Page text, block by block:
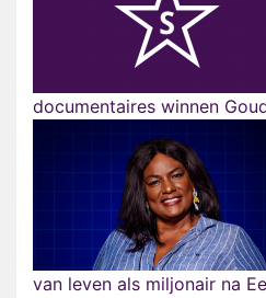
documentaires winnen
van leven als miljonair na